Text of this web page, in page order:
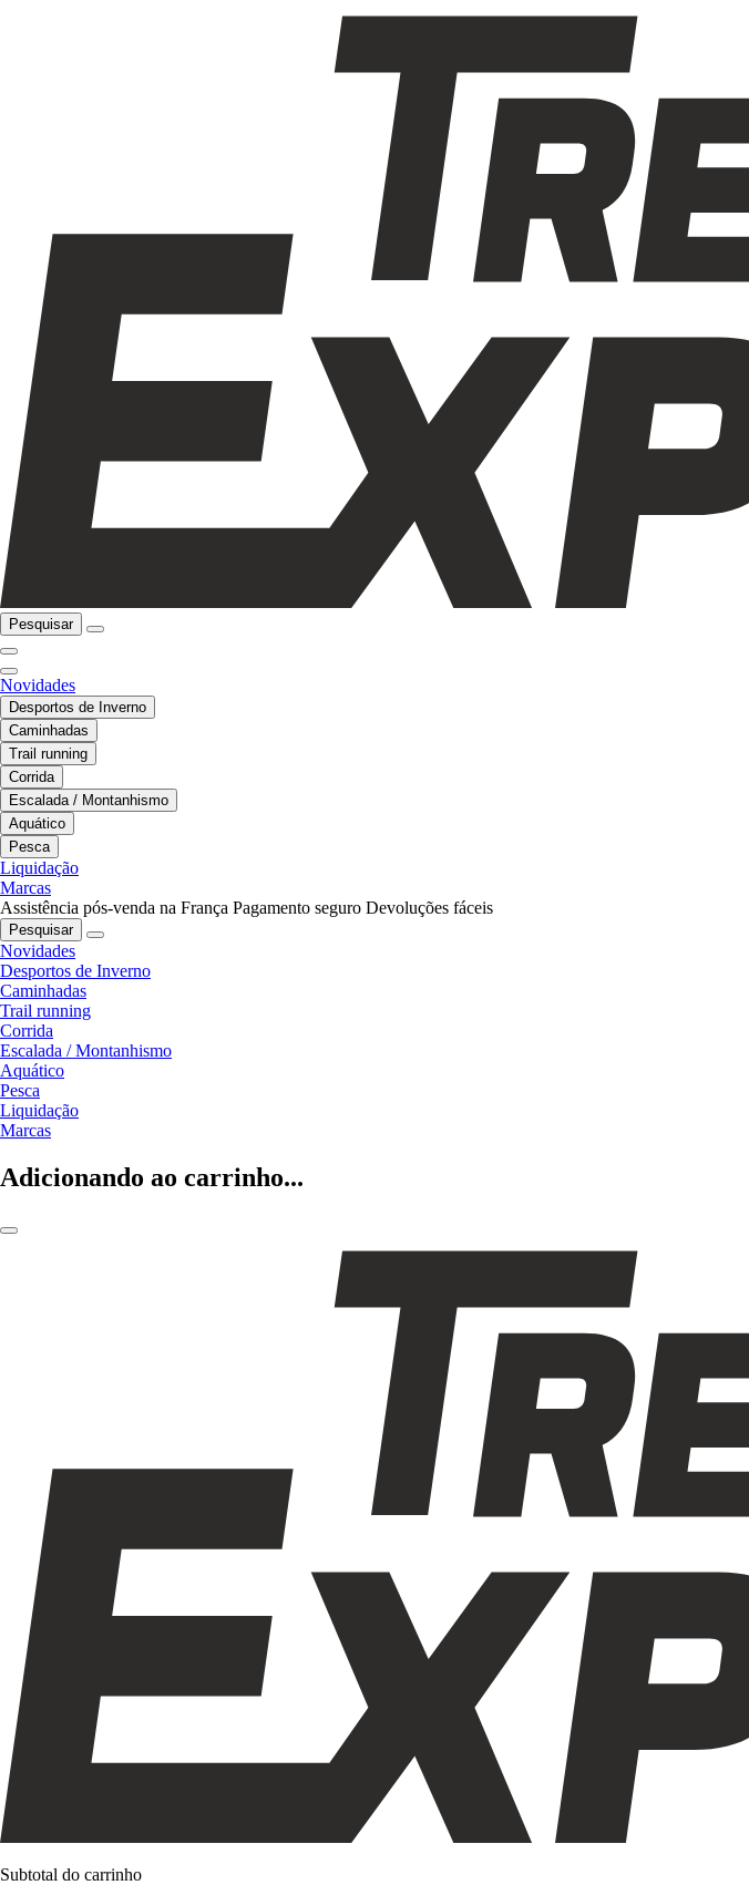
Pesquisar
Novidades
Desportos de Inverno
Caminhadas
Trail running
Corrida
Escalada / Montanhismo
Aquático
Pesca
Liquidação
Marcas
Assistência pós-venda na França Pagamento seguro Devoluções fáceis
Pesquisar
Novidades
Desportos de Inverno
Caminhadas
Trail running
Corrida
Escalada / Montanhismo
Aquático
Pesca
Liquidação
Marcas
Adicionando ao carrinho...
Subtotal do carrinho